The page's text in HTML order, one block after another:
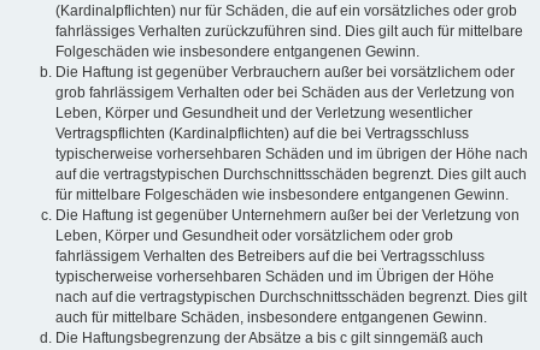
(Kardinalpflichten) nur für Schäden, die auf ein vorsätzliches oder grob
fahrlässiges Verhalten zurückzuführen sind. Dies gilt auch für mittelbare
Folgeschäden wie insbesondere entgangenen Gewinn.
Die Haftung ist gegenüber Verbrauchern außer bei vorsätzlichem oder
grob fahrlässigem Verhalten oder bei Schäden aus der Verletzung von
Leben, Körper und Gesundheit und der Verletzung wesentlicher
Vertragspflichten (Kardinalpflichten) auf die bei Vertragsschluss
typischerweise vorhersehbaren Schäden und im übrigen der Höhe nach
auf die vertragstypischen Durchschnittsschäden begrenzt. Dies gilt auch
für mittelbare Folgeschäden wie insbesondere entgangenen Gewinn.
Die Haftung ist gegenüber Unternehmern außer bei der Verletzung von
Leben, Körper und Gesundheit oder vorsätzlichem oder grob
fahrlässigem Verhalten des Betreibers auf die bei Vertragsschluss
typischerweise vorhersehbaren Schäden und im Übrigen der Höhe
nach auf die vertragstypischen Durchschnittsschäden begrenzt. Dies gilt
auch für mittelbare Schäden, insbesondere entgangenen Gewinn.
Die Haftungsbegrenzung der Absätze a bis c gilt sinngemäß auch